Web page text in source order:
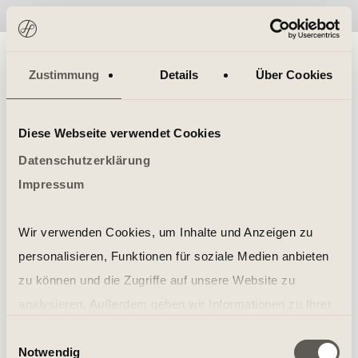
Zustimmung Details Über Cookies
Diese Webseite verwendet Cookies
Datenschutzerklärung
Impressum
Wir verwenden Cookies, um Inhalte und Anzeigen zu
personalisieren, Funktionen für soziale Medien anbieten
zu können und die Zugriffe auf unsere Website zu
soziale Medien, Werbung und Analysen weiter. Unsere
Notwendig